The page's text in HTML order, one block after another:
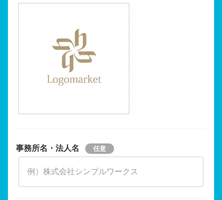
事務所名・法人名